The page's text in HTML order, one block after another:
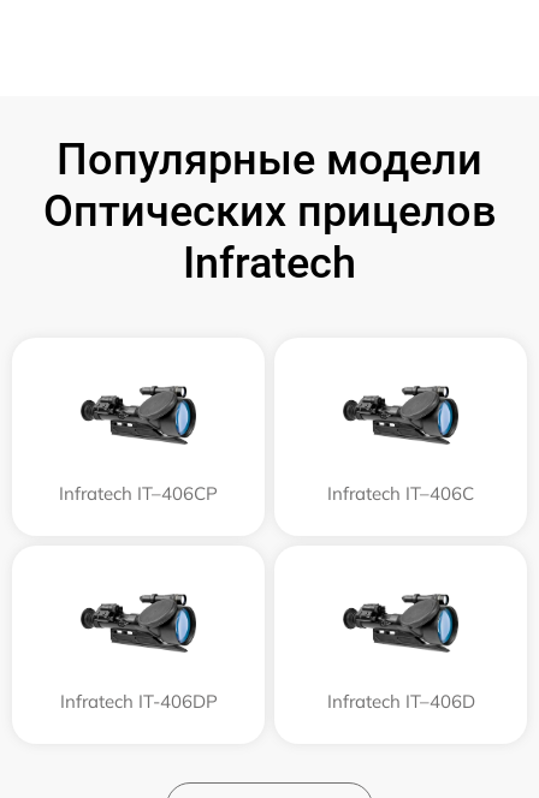
Популярные модели
Оптических прицелов
Infratech
Infratech IT–406СP Infratech IT–406С
Infratech IT-406DP Infratech IT–406D